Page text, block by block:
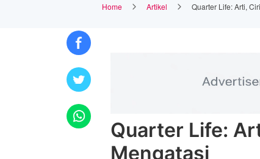
Home Artikel Quarter Life: Arti,
Quarter Life:
Mengatasi